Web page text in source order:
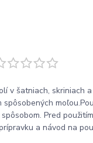
v šatniach, skriniach
Pred
a návod na